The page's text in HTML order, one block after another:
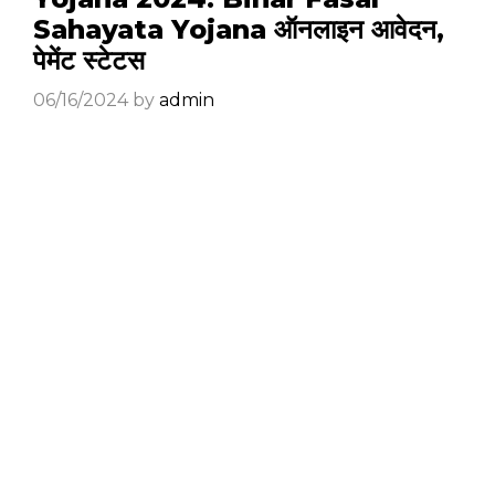
Sahayata Yojana ऑनलाइन आवेदन,
पेमेंट स्टेटस
06/16/2024 by admin